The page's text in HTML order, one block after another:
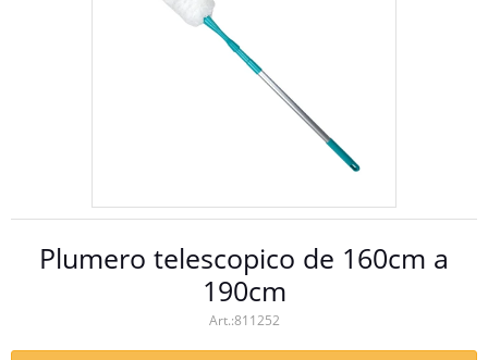
Plumero telescopico de 160cm a
190cm
811252